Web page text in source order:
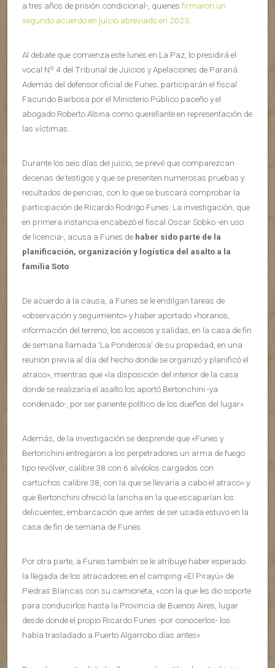
a tres años de prisión condicional-, quienes firmaron un
segundo acuerdo en juicio abreviado en 2023
Al debate que comienza este lunes en La Paz, lo presidirá el
vocal Nº 4 del Tribunal de Juicios y Apelaciones de Paraná.
Además del defensor oficial de Funes, participarán el fiscal
Facundo Barbosa por el Ministerio Público paceño y el
abogado Roberto Alsina como querellante en representación de
las víctimas.
Durante los seis días del juicio, se prevé que comparezcan
decenas de testigos y que se presenten numerosas pruebas y
resultados de pericias, con lo que se buscará comprobar la
participación de Ricardo Rodrigo Funes. La investigación, que
en primera instancia encabezó el fiscal Oscar Sobko -en uso
de licencia-, acusa a Funes de haber sido parte de la
planificación, organización y logística del asalto a la
familia Soto
De acuerdo a la causa, a Funes se le endilgan tareas de
«observación y seguimiento» y haber aportado «horarios,
información del terreno, los accesos y salidas, en la casa de fin
de semana llamada ‘La Ponderosa’ de su propiedad, en una
reunión previa al día del hecho donde se organizó y planificó el
atraco», mientras que «la disposición del interior de la casa
donde se realizaría el asalto los aportó Bertonchini -ya
condenado-, por ser pariente político de los dueños del lugar».
Además, de la investigación se desprende que «Funes y
Bertonchini entregaron a los perpetradores un arma de fuego
tipo revólver, calibre 38 con 6 alvéolos cargados con
cartuchos calibre 38, con la que se llevaría a cabo el atraco» y
que Bertonchini ofreció la lancha en la que escaparían los
delicuentes, embarcación que antes de ser usada estuvo en la
casa de fin de semana de Funes.
Por otra parte, a Funes también se le atribuye haber esperado
la llegada de los atracadores en el camping «El Pirayú» de
Piedras Blancas con su camioneta, «con la que les dio soporte
para conducirlos hasta la Provincia de Buenos Aires, lugar
desde donde el propio Ricardo Funes -por conocerlos- los
había trasladado a Puerto Algarrobo días antes».